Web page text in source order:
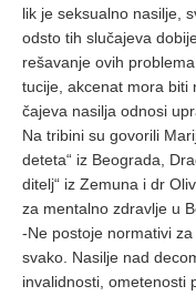
lik je sek­su­al­no na­si­lje,
od­sto tih slu­ča­je­va
re­ša­va­nje ovih
tu­ci­je, ak­ce­nat mo­ra
ča­je­va na­si­lja od­no­si
Na tri­bi­ni su go­vo­ri­li
de­te­ta“ iz Be­o­gra­da,
di­telj“ iz Ze­mu­na i dr
za men­tal­no zdra­vlje u
-Ne po­sto­je nor­ma­ti­vi
sva­ko. Na­si­lje nad
in­va­lid­no­sti, ome­te­no­sti